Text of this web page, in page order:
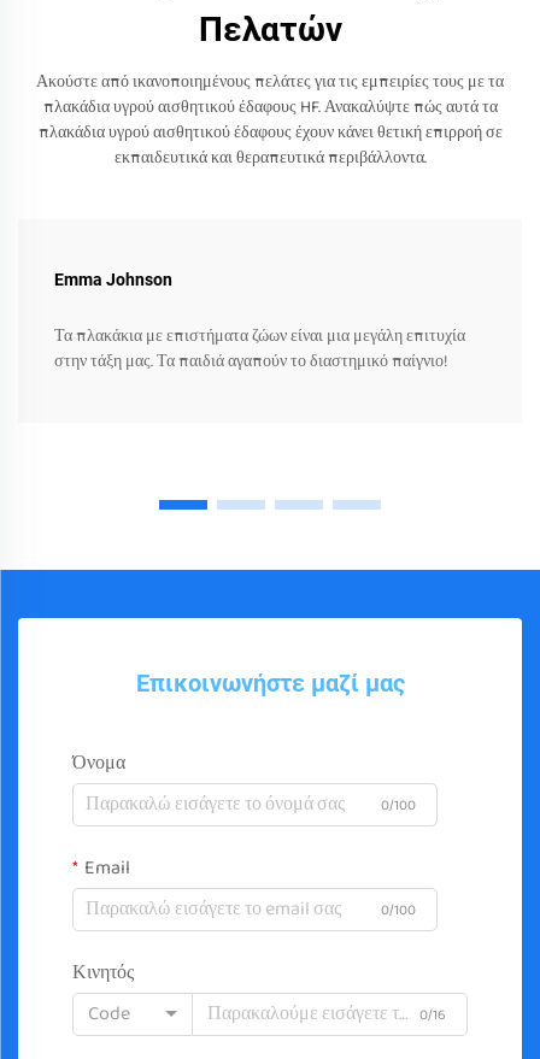
Πελατών
Ακούστε από ικανοποιημένους πελάτες για τις εμπειρίες τους με τα
πλακάδια υγρού αισθητικού έδαφους HF. Ανακαλύψτε πώς αυτά τα
πλακάδια υγρού αισθητικού έδαφους έχουν κάνει θετική επιρροή σε
εκπαιδευτικά και θεραπευτικά περιβάλλοντα.
Emma Johnson
Τα πλακάκια με επιστήματα ζώων είναι μια μεγάλη επιτυχία
στην τάξη μας. Τα παιδιά αγαπούν το διαστημικό παίγνιο!
Επικοινωνήστε μαζί μας
Όνομα
0/100
Email
0/100
Κινητός
Code
0/16